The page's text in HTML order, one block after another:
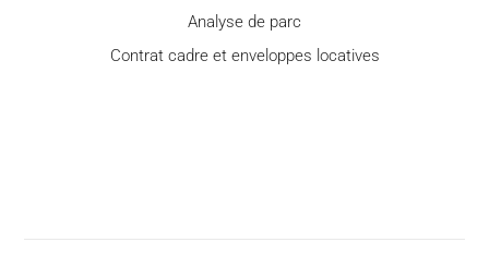
Analyse de parc
Contrat cadre et enveloppes locatives